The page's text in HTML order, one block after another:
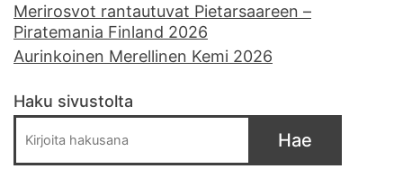
Merirosvot rantautuvat Pietarsaareen –
Piratemania Finland 2026
Aurinkoinen Merellinen Kemi 2026
Haku sivustolta
Hae